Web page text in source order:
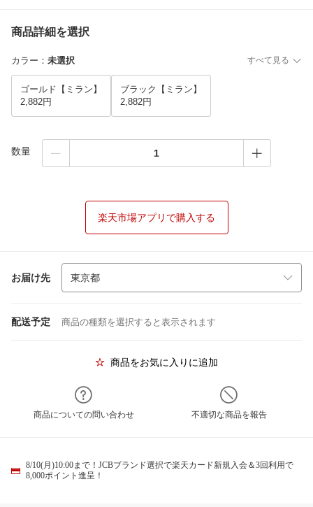
商品詳細を選択
カラー ： 未選択 すべて見る
ゴールド【ミラン】
2,882円
ブラック【ミラン】
2,882円
数量
楽天市場アプリで購入する
お届け先
配送予定 商品の種類を選択すると表示されます
商品をお気に入りに追加
商品についての問い合わせ 不適切な商品を報告
8/10(月)10:00まで！JCBブランド選択で楽天カード新規入会＆3回利用で
8,000ポイント進呈！